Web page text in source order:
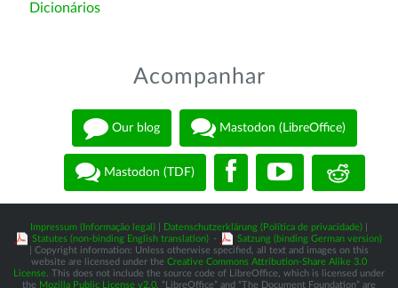
Dicionários
Acompanhar
Our blog Mastodon (LibreOffice)
Mastodon (TDF)
Impressum (Informação legal) Datenschutzerklärung (Política de privacidade)
Statutes (non-binding English translation) -
Satzung (binding German version)
| Copyright information: Unless otherwise specified, all text and images on this
website are licensed under the Creative Commons Attribution-Share Alike 3.0
License . This does not include the source code of LibreOffice, which is licensed under
the Mozilla Public License v2.0 . “LibreOffice” and “The Document Foundation” are